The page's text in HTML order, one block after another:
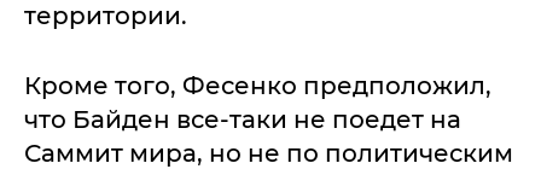
территории.
Кроме того, Фесенко предположил,
что Байден все-таки не поедет на
Саммит мира, но не по политическим